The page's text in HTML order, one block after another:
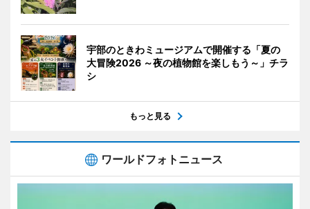
宇部のときわミュージアムで開催する「夏の
大冒険2026 ～夜の植物館を楽しもう～」チラ
シ
もっと見る
ワールドフォトニュース